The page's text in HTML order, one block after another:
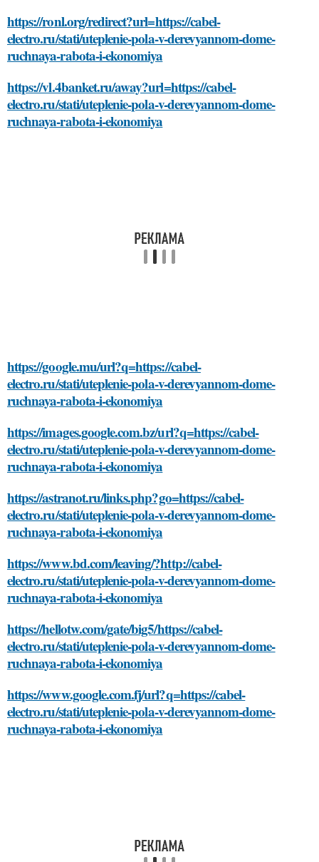
https://ronl.org/redirect?url=https://cabel-
electro.ru/stati/uteplenie-pola-v-derevyannom-dome-
ruchnaya-rabota-i-ekonomiya
https://vl.4banket.ru/away?url=https://cabel-
electro.ru/stati/uteplenie-pola-v-derevyannom-dome-
ruchnaya-rabota-i-ekonomiya
https://google.mu/url?q=https://cabel-
electro.ru/stati/uteplenie-pola-v-derevyannom-dome-
ruchnaya-rabota-i-ekonomiya
https://images.google.com.bz/url?q=https://cabel-
electro.ru/stati/uteplenie-pola-v-derevyannom-dome-
ruchnaya-rabota-i-ekonomiya
https://astranot.ru/links.php?go=https://cabel-
electro.ru/stati/uteplenie-pola-v-derevyannom-dome-
ruchnaya-rabota-i-ekonomiya
https://www.bd.com/leaving/?http://cabel-
electro.ru/stati/uteplenie-pola-v-derevyannom-dome-
ruchnaya-rabota-i-ekonomiya
https://hellotw.com/gate/big5/https://cabel-
electro.ru/stati/uteplenie-pola-v-derevyannom-dome-
ruchnaya-rabota-i-ekonomiya
https://www.google.com.fj/url?q=https://cabel-
electro.ru/stati/uteplenie-pola-v-derevyannom-dome-
ruchnaya-rabota-i-ekonomiya